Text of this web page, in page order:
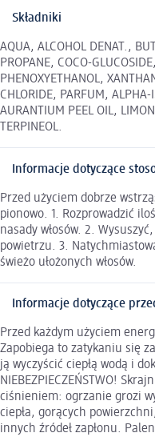
Składniki
AQUA, ALCOHOL DENAT.,
PROPANE, COCO-
PHENOXYETHANOL,
CHLORIDE, PARFUM,
AURANTIUM PEEL OIL,
TERPINEOL.
Informacje dotyczące
Przed użyciem dobrze
pionowo. 1. Rozprowadzić
nasady włosów. 2.
powietrzu. 3.
świeżo ułożonych włosów.
Informacje dotyczące
Przed każdym użyciem
Zapobiega to zatykaniu się
ją wyczyścić ciepłą wodą i
NIEBEZPIECZEŃSTWO!
ciśnieniem: ogrzanie grozi
ciepła, gorących
innych źródeł zapłonu.